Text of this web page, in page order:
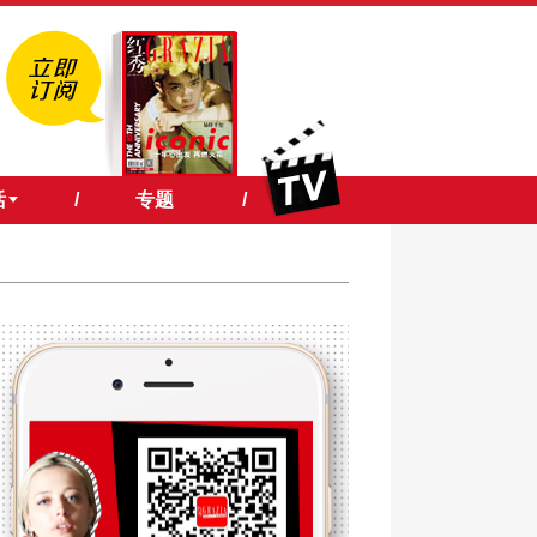
/ 专题 /